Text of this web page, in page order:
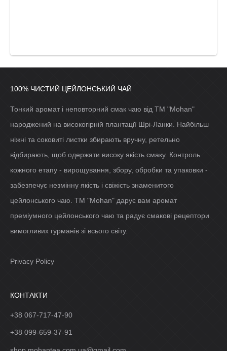
100% ЧИСТИЙ ЦЕЙЛОНСЬКИЙ ЧАЙ
Тонкий аромат і неповторний смак чаю від ТМ "Mohan"
народжений на високогірній плантації Шрі-Ланки. Найбільш
ніжні та соковиті листки збирають вручну, ретельно
відбирають, щоб одержати високу якість смаку. Контроль
кожного етапу - вирощування, збору, обробки та упаковки -
забезпечує незмінну якість і свіжість знаменитого
цейлонського чаю. ТМ "Mohan" дарує вам аромат
преміумного цейлонського чаю та радує смакові рецептори
вимогливих гурманів зі всього світу.
Privacy Policy
КОНТАКТИ
+38 067-717-47-90
+38 099-659-37-91